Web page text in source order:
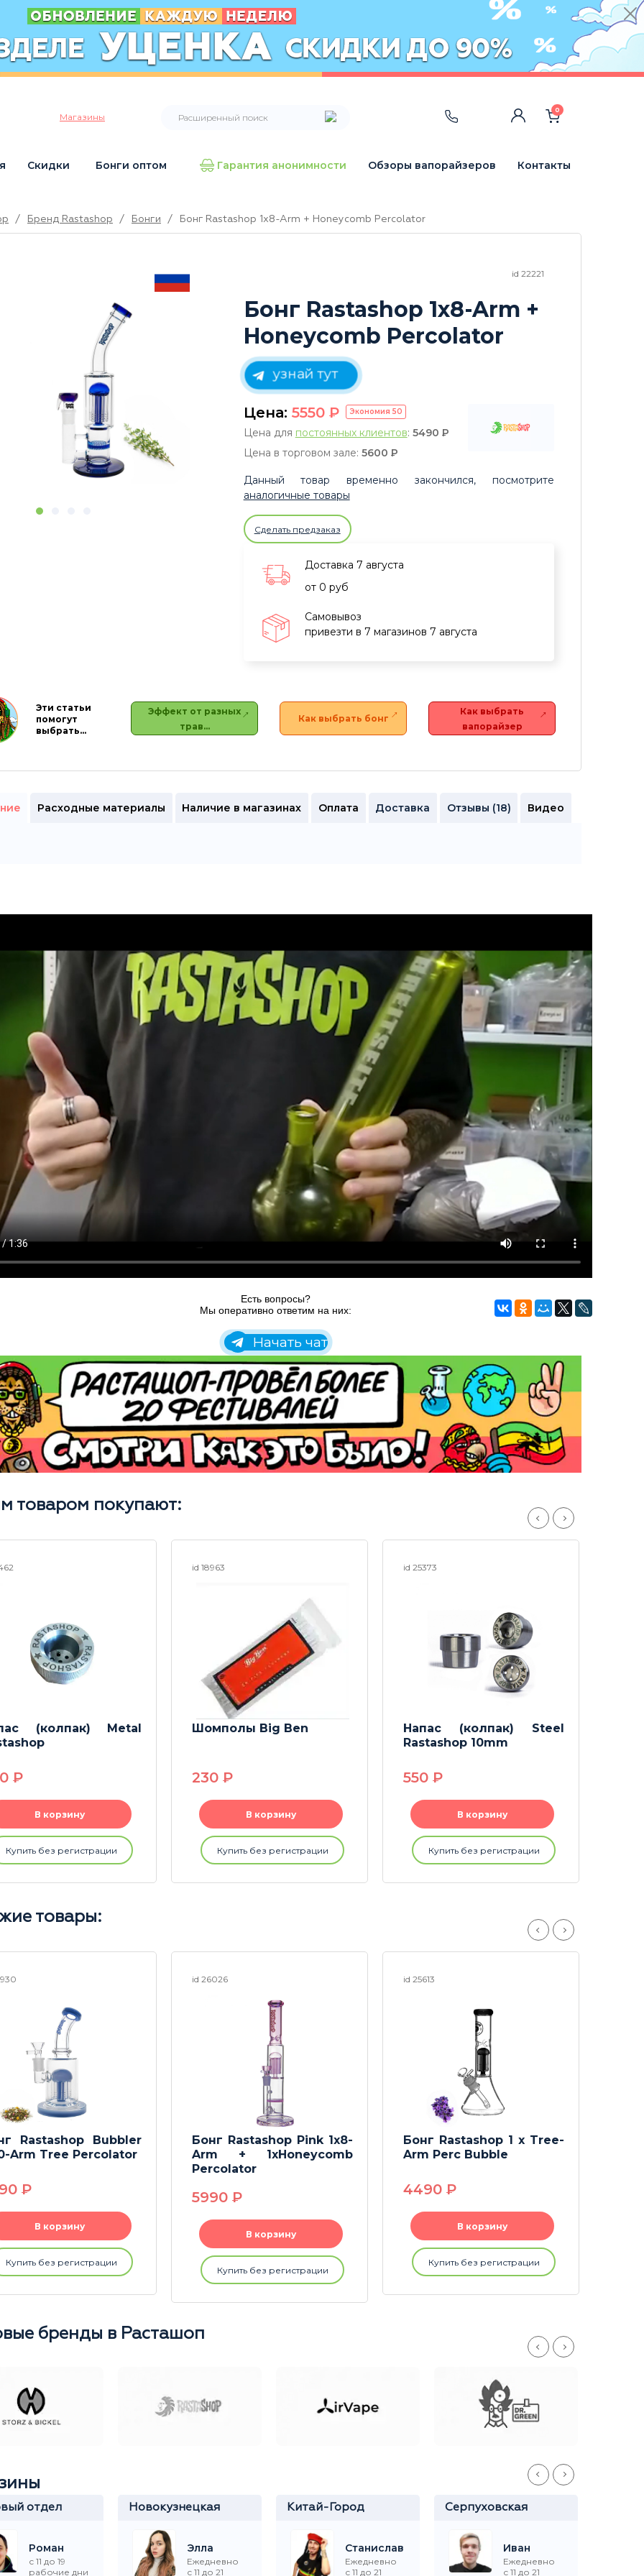
Магазины
0
Скидки Бонги оптом Гарантия анонимности Обзоры вапорайзеров Контакты
/ Бренд Rastashop / Бонги / Бонг Rastashop 1x8-Arm + Honeycomb Percolator
id 22221
Бонг Rastashop 1x8-Arm +
Honeycomb Percolator
узнай тут
Цена: 5550 P Экономия 50
Цена для постоянных клиентов: 5490 P
Цена в торговом зале: 5600 P
Данный товар временно закончился, посмотрите
аналогичные товары
Сделать предзаказ
Доставка 7 августа
от 0 руб
Самовывоз
привезти в 7 магазинов 7 августа
Эти статьи
помогут
выбрать…
Эффект от разных
трав…
Как выбрать бонг
Как выбрать
вапорайзер
Расходные материалы Наличие в магазинах Оплата Доставка Отзывы (18) Видео
Есть вопросы?
Мы оперативно ответим на них:
Начать чат
товаром покупают:
(колпак) Metal
P
В корзину
Купить без регистрации
id 18963
Шомполы Big Ben
230 P
В корзину
Купить без регистрации
id 25373
Напас (колпак) Steel
Rastashop 10mm
550 P
В корзину
Купить без регистрации
товары:
Rastashop Bubbler
Arm Tree Percolator
P
В корзину
Купить без регистрации
id 26026
Бонг Rastashop Pink 1x8-
Arm + 1xHoneycomb
Percolator
5990 P
В корзину
Купить без регистрации
id 25613
Бонг Rastashop 1 x Tree-
Arm Perc Bubble
4490 P
В корзину
Купить без регистрации
бренды в Расташоп
отдел
Роман
с 11 до 19
рабочие дни
Новокузнецкая
Элла
Ежедневно
с 11 до 21
Китай-Город
Станислав
Ежедневно
с 11 до 21
Серпуховская
Иван
Ежедневно
с 11 до 21